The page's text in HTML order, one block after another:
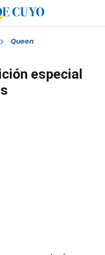
Queen
especial